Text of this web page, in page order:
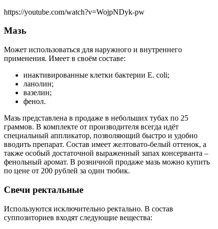
https://youtube.com/watch?v=WojpNDyk-pw
Мазь
Может использоваться для наружного и внутреннего
применения. Имеет в своём составе:
инактивированные клетки бактерии Е. coli;
ланолин;
вазелин;
фенол.
Мазь представлена в продаже в небольших тубах по 25
граммов. В комплекте от производителя всегда идёт
специальный аппликатор, позволяющий быстро и удобно
вводить препарат. Состав имеет желтовато-белый оттенок, а
также особый достаточной выраженный запах консерванта –
фенольный аромат. В розничной продаже мазь можно купить
по цене от 200 рублей за один тюбик.
Свечи ректальные
Используются исключительно ректально. В состав
суппозиториев входят следующие вещества: